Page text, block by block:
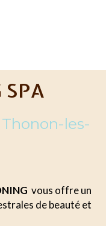
SPA
les-
vous offre un
de beauté et